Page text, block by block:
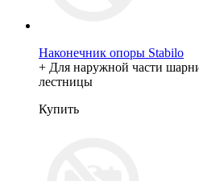
Наконечник опоры Stabilo
+ Для наружной части
лестницы
Купить